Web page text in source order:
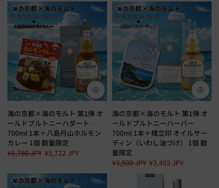
海の京都×海のモルト 第1弾 オ
ールドプルトニーハダート
700ml 1本＋八島丹山ホルモン
カレー 1個 数量限定
¥5,780 JPY ¥5,722 JPY
海の京都×海のモルト 第1弾 オ
ールドプルトニーハーバー
700ml 1本＋橋立印 オイルサー
ディン（いわし油づけ） 1個 数
量限定
¥3,500 JPY ¥3,465 JPY